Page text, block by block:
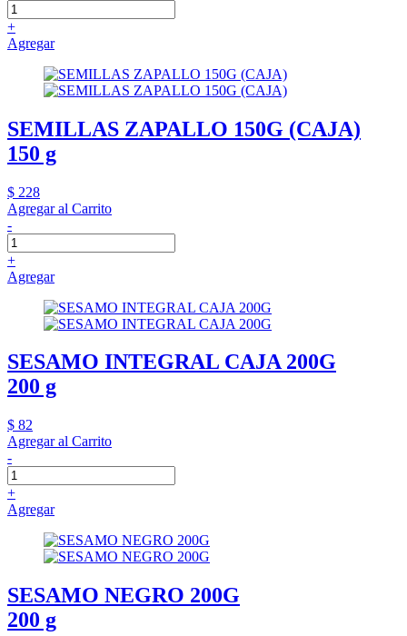
+
Agregar
SEMILLAS ZAPALLO 150G (CAJA)
150 g
$ 228
Agregar al Carrito
-
+
Agregar
SESAMO INTEGRAL CAJA 200G
200 g
$ 82
Agregar al Carrito
-
+
Agregar
SESAMO NEGRO 200G
200 g